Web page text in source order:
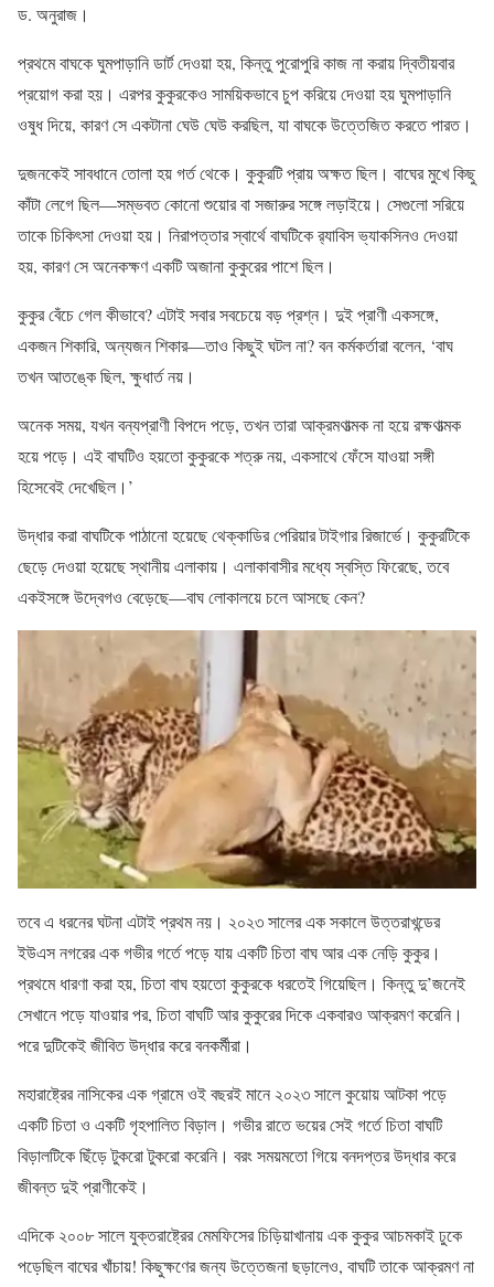
ড. অনুরাজ।
প্রথমে বাঘকে ঘুমপাড়ানি ডার্ট দেওয়া হয়, কিন্তু পুরোপুরি কাজ না করায় দ্বিতীয়বার
প্রয়োগ করা হয়। এরপর কুকুরকেও সাময়িকভাবে চুপ করিয়ে দেওয়া হয় ঘুমপাড়ানি
ওষুধ দিয়ে, কারণ সে একটানা ঘেউ ঘেউ করছিল, যা বাঘকে উত্তেজিত করতে পারত।
দুজনকেই সাবধানে তোলা হয় গর্ত থেকে। কুকুরটি প্রায় অক্ষত ছিল। বাঘের মুখে কিছু
কাঁটা লেগে ছিল—সম্ভবত কোনো শুয়োর বা সজারুর সঙ্গে লড়াইয়ে। সেগুলো সরিয়ে
তাকে চিকিৎসা দেওয়া হয়। নিরাপত্তার স্বার্থে বাঘটিকে র‍্যাবিস ভ্যাকসিনও দেওয়া
হয়, কারণ সে অনেকক্ষণ একটি অজানা কুকুরের পাশে ছিল।
কুকুর বেঁচে গেল কীভাবে? এটাই সবার সবচেয়ে বড় প্রশ্ন। দুই প্রাণী একসঙ্গে,
একজন শিকারি, অন্যজন শিকার—তাও কিছুই ঘটল না? বন কর্মকর্তারা বলেন, ‘বাঘ
তখন আতঙ্কে ছিল, ক্ষুধার্ত নয়।
অনেক সময়, যখন বন্যপ্রাণী বিপদে পড়ে, তখন তারা আক্রমণাত্মক না হয়ে রক্ষণাত্মক
হয়ে পড়ে। এই বাঘটিও হয়তো কুকুরকে শত্রু নয়, একসাথে ফেঁসে যাওয়া সঙ্গী
হিসেবেই দেখেছিল।’
উদ্ধার করা বাঘটিকে পাঠানো হয়েছে থেক্কাডির পেরিয়ার টাইগার রিজার্ভে। কুকুরটিকে
ছেড়ে দেওয়া হয়েছে স্থানীয় এলাকায়। এলাকাবাসীর মধ্যে স্বস্তি ফিরেছে, তবে
একইসঙ্গে উদ্বেগও বেড়েছে—বাঘ লোকালয়ে চলে আসছে কেন?
তবে এ ধরনের ঘটনা এটাই প্রথম নয়। ২০২৩ সালের এক সকালে উত্তরাখন্ডের
ইউএস নগরের এক গভীর গর্তে পড়ে যায় একটি চিতা বাঘ আর এক নেড়ি কুকুর।
প্রথমে ধারণা করা হয়, চিতা বাঘ হয়তো কুকুরকে ধরতেই গিয়েছিল। কিন্তু দু’জনেই
সেখানে পড়ে যাওয়ার পর, চিতা বাঘটি আর কুকুরের দিকে একবারও আক্রমণ করেনি।
পরে দুটিকেই জীবিত উদ্ধার করে বনকর্মীরা।
মহারাষ্ট্রের নাসিকের এক গ্রামে ওই বছরই মানে ২০২৩ সালে কুয়োয় আটকা পড়ে
একটি চিতা ও একটি গৃহপালিত বিড়াল। গভীর রাতে ভয়ের সেই গর্তে চিতা বাঘটি
বিড়ালটিকে ছিঁড়ে টুকরো টুকরো করেনি। বরং সময়মতো গিয়ে বনদপ্তর উদ্ধার করে
জীবন্ত দুই প্রাণীকেই।
এদিকে ২০০৮ সালে যুক্তরাষ্ট্রের মেমফিসের চিড়িয়াখানায় এক কুকুর আচমকাই ঢুকে
পড়েছিল বাঘের খাঁচায়! কিছুক্ষণের জন্য উত্তেজনা ছড়ালেও, বাঘটি তাকে আক্রমণ না